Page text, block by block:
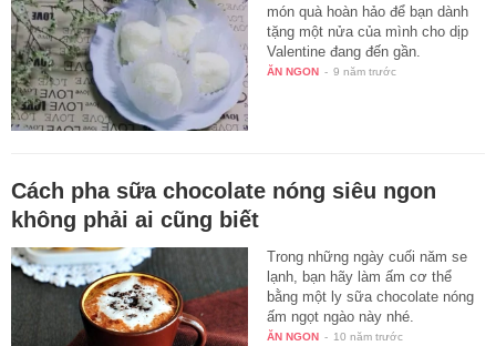
món quà hoàn hảo để bạn dành
tặng một nửa của mình cho dịp
Valentine đang đến gần.
ĂN NGON - 9 năm trước
Cách pha sữa chocolate nóng siêu ngon
không phải ai cũng biết
Trong những ngày cuối năm se
lạnh, bạn hãy làm ấm cơ thể
bằng một ly sữa chocolate nóng
ấm ngọt ngào này nhé.
ĂN NGON - 10 năm trước